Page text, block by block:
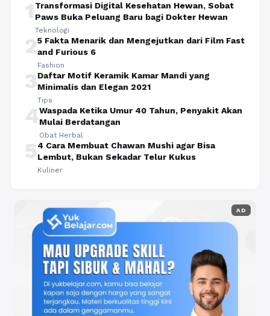
1 Transformasi Digital Kesehatan Hewan, Sobat
Paws Buka Peluang Baru bagi Dokter Hewan
Teknologi
25 Fakta Menarik dan Mengejutkan dari Film Fast
and Furious 6
Fashion
3Daftar Motif Keramik Kamar Mandi yang
Minimalis dan Elegan 2021
Tips
4Waspada Ketika Umur 40 Tahun, Penyakit Akan
Mulai Berdatangan
Obat Herbal
54 Cara Membuat Chawan Mushi agar Bisa
Lembut, Bukan Sekadar Telur Kukus
Kuliner
AD